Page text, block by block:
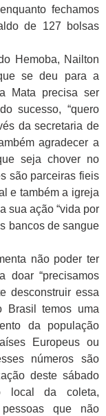
fechamos
de 127 bolsas
Hemoba, Nailton
se deu para a
Mata precisa ser
sucesso, “quero
da secretaria de
agradecer a
seja chover no
são parceiras fieis
e também a igreja
sua ação “vida por
bancos de sangue
não poder ter
doar “precisamos
desconstruir essa
Brasil temos uma
da população
Europeus ou
números são
deste sábado
local da coleta,
que não